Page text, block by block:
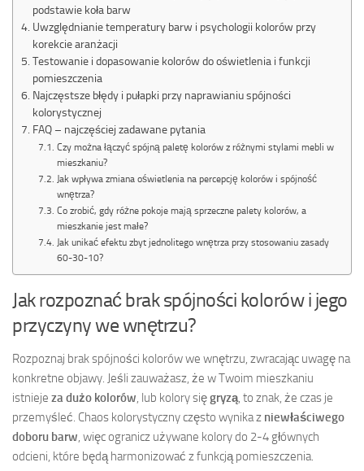
podstawie koła barw
Uwzględnianie temperatury barw i psychologii kolorów przy
korekcie aranżacji
Testowanie i dopasowanie kolorów do oświetlenia i funkcji
pomieszczenia
Najczęstsze błędy i pułapki przy naprawianiu spójności
kolorystycznej
FAQ – najczęściej zadawane pytania
Czy można łączyć spójną paletę kolorów z różnymi stylami mebli w
mieszkaniu?
Jak wpływa zmiana oświetlenia na percepcję kolorów i spójność
wnętrza?
Co zrobić, gdy różne pokoje mają sprzeczne palety kolorów, a
mieszkanie jest małe?
Jak unikać efektu zbyt jednolitego wnętrza przy stosowaniu zasady
60-30-10?
Jak rozpoznać brak spójności kolorów i jego
przyczyny we wnętrzu?
Rozpoznaj brak spójności kolorów we wnętrzu, zwracając uwagę na
konkretne objawy. Jeśli zauważasz, że w Twoim mieszkaniu
istnieje za dużo kolorów , lub kolory sięgryzą , to znak, że czas je
przemyśleć. Chaos kolorystyczny często wynika z niewłaściwego
doboru barw , więc ogranicz używane kolory do 2-4 głównych
odcieni, które będą harmonizować z funkcją pomieszczenia.